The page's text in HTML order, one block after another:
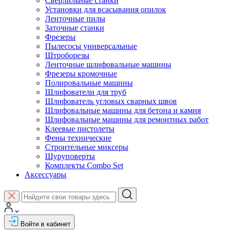
Установки для всасывания опилок
Ленточные пилы
Заточные станки
Фрезеры
Пылесосы универсальные
Штроборезы
Ленточные шлифовальные машины
Фрезеры кромочные
Полировальные машины
Шлифователи для труб
Шлифователь угловых сварных швов
Шлифовальные машины для бетона и камня
Шлифовальные машины для ремонтных работ
Клеевые пистолеты
Фены технические
Строительные миксеры
Шуруповерты
Комплекты Combo Set
Аксессуары
Войти в кабинет